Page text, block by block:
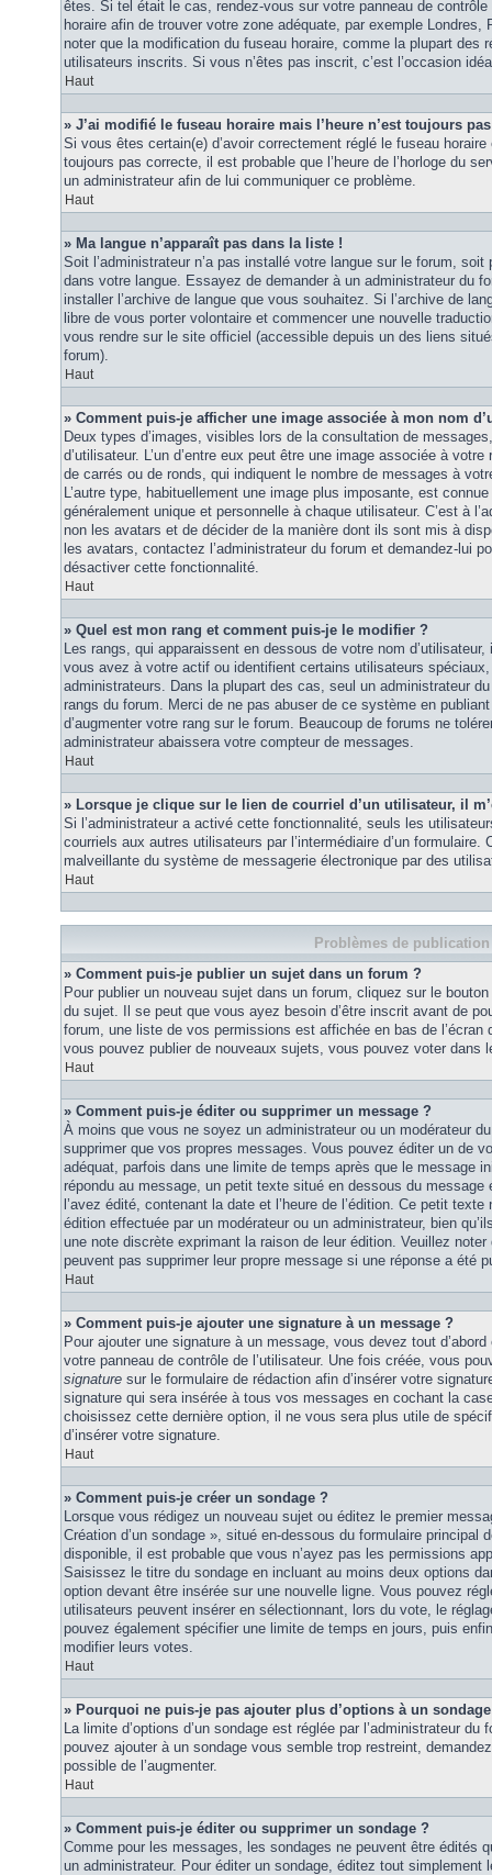
êtes. Si tel était le cas, rendez-vous sur votre panneau de
horaire afin de trouver votre zone adéquate, par exemple
noter que la modification du fuseau horaire, comme la plupart des
utilisateurs inscrits. Si vous n’êtes pas inscrit, c’est l’occasion
Haut
» J’ai modifié le fuseau horaire mais l’heure n’est toujours
Si vous êtes certain(e) d’avoir correctement réglé le fuseau horaire
toujours pas correcte, il est probable que l’heure de l’horloge du
un administrateur afin de lui communiquer ce problème.
Haut
» Ma langue n’apparaît pas dans la liste !
Soit l’administrateur n’a pas installé votre langue sur le forum, soit
dans votre langue. Essayez de demander à un administrateur du
installer l’archive de langue que vous souhaitez. Si l’archive de
libre de vous porter volontaire et commencer une nouvelle
vous rendre sur le site officiel (accessible depuis un des liens
forum).
Haut
» Comment puis-je afficher une image associée à mon nom
Deux types d’images, visibles lors de la consultation de
d’utilisateur. L’un d’entre eux peut être une image associée à
de carrés ou de ronds, qui indiquent le nombre de messages à
L’autre type, habituellement une image plus imposante, est
généralement unique et personnelle à chaque utilisateur. C’est à
non les avatars et de décider de la manière dont ils sont mis à
les avatars, contactez l’administrateur du forum et demandez-lui
désactiver cette fonctionnalité.
Haut
» Quel est mon rang et comment puis-je le modifier ?
Les rangs, qui apparaissent en dessous de votre nom
vous avez à votre actif ou identifient certains utilisateurs
administrateurs. Dans la plupart des cas, seul un administrateur
rangs du forum. Merci de ne pas abuser de ce système en
d’augmenter votre rang sur le forum. Beaucoup de forums ne
administrateur abaissera votre compteur de messages.
Haut
» Lorsque je clique sur le lien de courriel d’un utilisateur, il
Si l’administrateur a activé cette fonctionnalité, seuls les
courriels aux autres utilisateurs par l’intermédiaire d’un formulaire.
malveillante du système de messagerie électronique par des
Haut
Problèmes de publication
» Comment puis-je publier un sujet dans un forum ?
Pour publier un nouveau sujet dans un forum, cliquez sur le
du sujet. Il se peut que vous ayez besoin d’être inscrit avant de
forum, une liste de vos permissions est affichée en bas de
vous pouvez publier de nouveaux sujets, vous pouvez voter dans
Haut
» Comment puis-je éditer ou supprimer un message ?
À moins que vous ne soyez un administrateur ou un modérateur
supprimer que vos propres messages. Vous pouvez éditer un de
adéquat, parfois dans une limite de temps après que le message
répondu au message, un petit texte situé en dessous du message
l’avez édité, contenant la date et l’heure de l’édition. Ce petit texte
édition effectuée par un modérateur ou un administrateur, bien
une note discrète exprimant la raison de leur édition. Veuillez
peuvent pas supprimer leur propre message si une réponse a été
Haut
» Comment puis-je ajouter une signature à un message ?
Pour ajouter une signature à un message, vous devez tout d’abord
votre panneau de contrôle de l’utilisateur. Une fois créée, vous
signature sur le formulaire de rédaction afin d’insérer votre
signature qui sera insérée à tous vos messages en cochant la
choisissez cette dernière option, il ne vous sera plus utile de
d’insérer votre signature.
Haut
» Comment puis-je créer un sondage ?
Lorsque vous rédigez un nouveau sujet ou éditez le premier
Création d’un sondage », situé en-dessous du formulaire principal
disponible, il est probable que vous n’ayez pas les permissions
Saisissez le titre du sondage en incluant au moins deux options
option devant être insérée sur une nouvelle ligne. Vous pouvez
utilisateurs peuvent insérer en sélectionnant, lors du vote, le
pouvez également spécifier une limite de temps en jours, puis
modifier leurs votes.
Haut
» Pourquoi ne puis-je pas ajouter plus d’options à un
La limite d’options d’un sondage est réglée par l’administrateur
pouvez ajouter à un sondage vous semble trop restreint,
possible de l’augmenter.
Haut
» Comment puis-je éditer ou supprimer un sondage ?
Comme pour les messages, les sondages ne peuvent être édités
un administrateur. Pour éditer un sondage, éditez tout simplement